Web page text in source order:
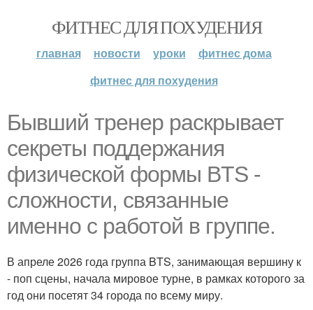
ФИТНЕС ДЛЯ ПОХУДЕНИЯ
главная новости уроки
фитнес дома
фитнес для похудения
Бывший тренер раскрывает
секреты поддержания
физической формы BTS -
сложности, связанные
именно с работой в группе.
В апреле 2026 года группа BTS, занимающая вершину к
- поп сцены, начала мировое турне, в рамках которого за
год они посетят 34 города по всему миру.